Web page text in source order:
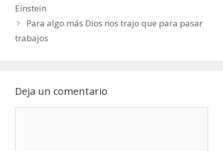
Einstein
Para algo más Dios nos trajo que para pasar
trabajos
Deja un comentario